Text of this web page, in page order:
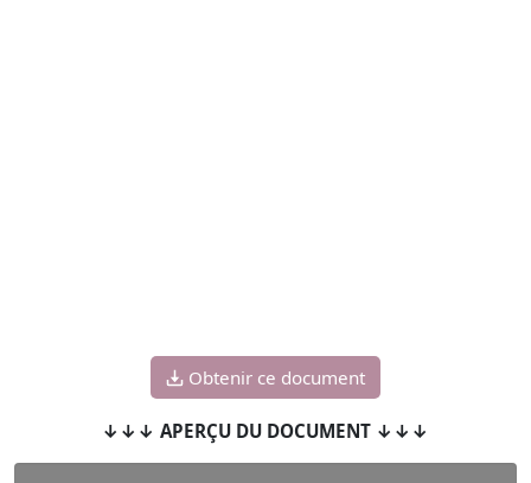
Obtenir ce document
↓↓↓ APERÇU DU DOCUMENT ↓↓↓